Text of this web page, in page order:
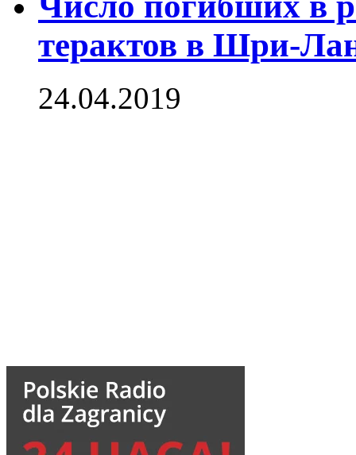
терактов в Шри-
24.04.2019